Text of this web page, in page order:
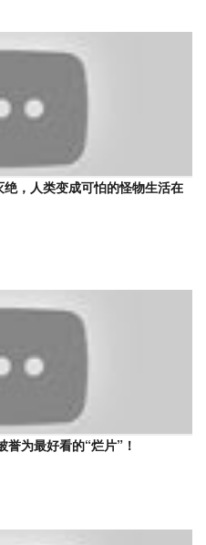
绝，人类变成可怕的怪物生活在
誉为最好看的“烂片”！